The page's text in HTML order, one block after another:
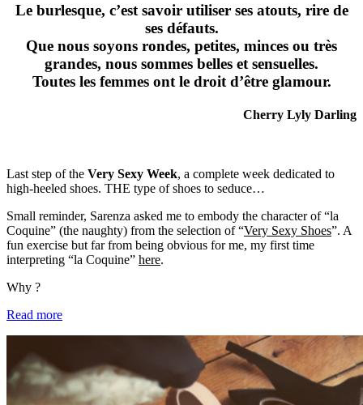
Le burlesque, c’est savoir utiliser ses atouts, rire de
ses défauts.
Que nous soyons rondes, petites, minces ou très
grandes, nous sommes belles et sensuelles.
Toutes les femmes ont le droit d’être glamour.
Cherry Lyly Darling
Last step of the Very Sexy Week, a complete week dedicated to
high-heeled shoes. THE type of shoes to seduce…
Small reminder, Sarenza asked me to embody the character of “la
Coquine” (the naughty) from the selection of “Very Sexy Shoes”. A
fun exercise but far from being obvious for me, my first time
interpreting “la Coquine” here.
Why ?
Read more